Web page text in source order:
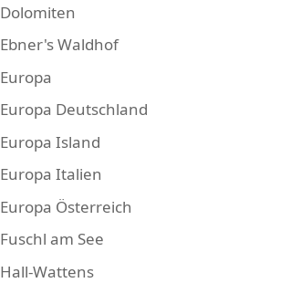
Dolomiten
Ebner's Waldhof
Europa
Europa Deutschland
Europa Island
Europa Italien
Europa Österreich
Fuschl am See
Hall-Wattens